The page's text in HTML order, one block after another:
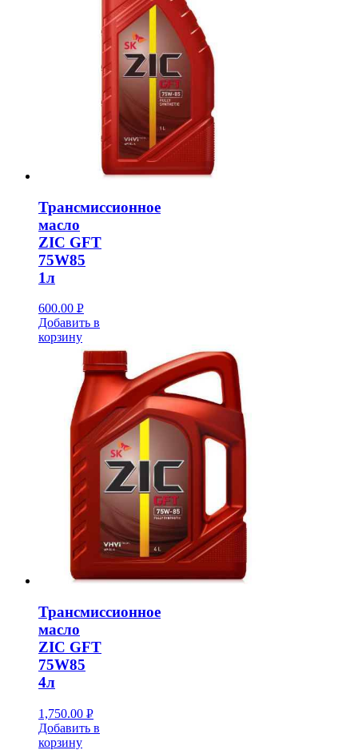
Трансмиссионное
масло
ZIC GFT
75W85
1л
600.00 Р
УБ.
Добавить в
корзину
Трансмиссионное
масло
ZIC GFT
75W85
4л
1,750.00 Р
УБ.
Добавить в
корзину